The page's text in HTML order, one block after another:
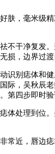
，毫米
不干净复发
损，边界过渡
别痣体和
际，吴秋辰
第四步即时验
处理到位
常近，唇边